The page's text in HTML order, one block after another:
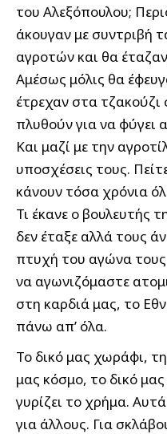
του Αλεξόπουλου;
άκουγαν με συντριβή
αγροτών και θα
Αμέσως μόλις θα
έτρεχαν στα τζακούζι
πλυθούν για να φύγει
Και μαζί με την
υποσχέσεις τους.
κάνουν τόσα χρόνια
Τι έκανε ο βουλευτής
δεν έταξε αλλά τους
πτυχή του αγώνα τους.
να αγωνιζόμαστε
στη καρδιά μας, το
πάνω απ’ όλα.
Το δικό μας χωράφι,
μας κόσμο, το δικό
γυρίζει το χρήμα. Αυτά
για άλλους. Για